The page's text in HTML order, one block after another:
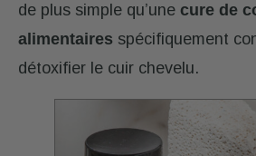
de plus simple qu’une cure de
alimentaires spécifiquement
détoxifier le cuir chevelu.